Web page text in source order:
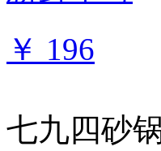
￥ 196
七九四砂